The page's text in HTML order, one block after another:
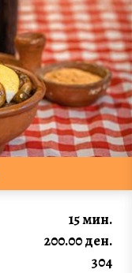
15 мин.
200.00 ден.
304